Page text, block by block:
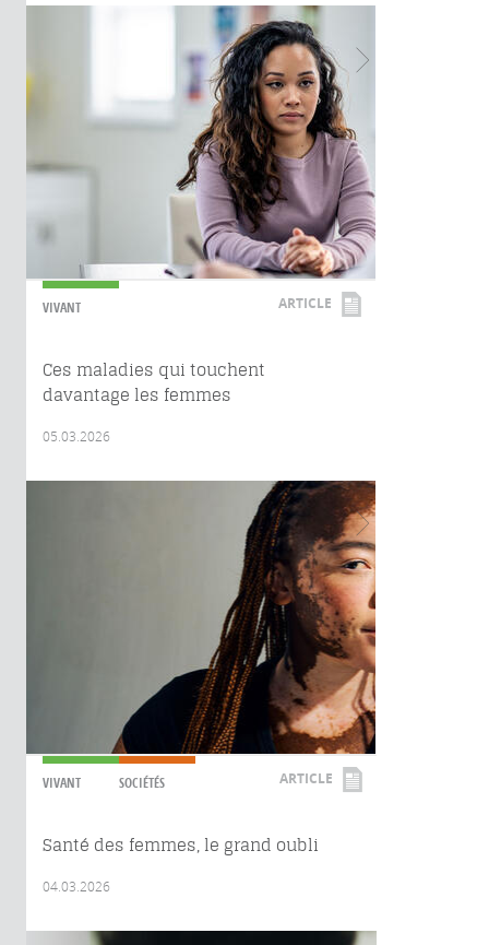
VIVANT ARTICLE
Ces maladies qui touchent
davantage les femmes
05.03.2026
VIVANT SOCIÉTÉS ARTICLE
Santé des femmes, le grand oubli
04.03.2026